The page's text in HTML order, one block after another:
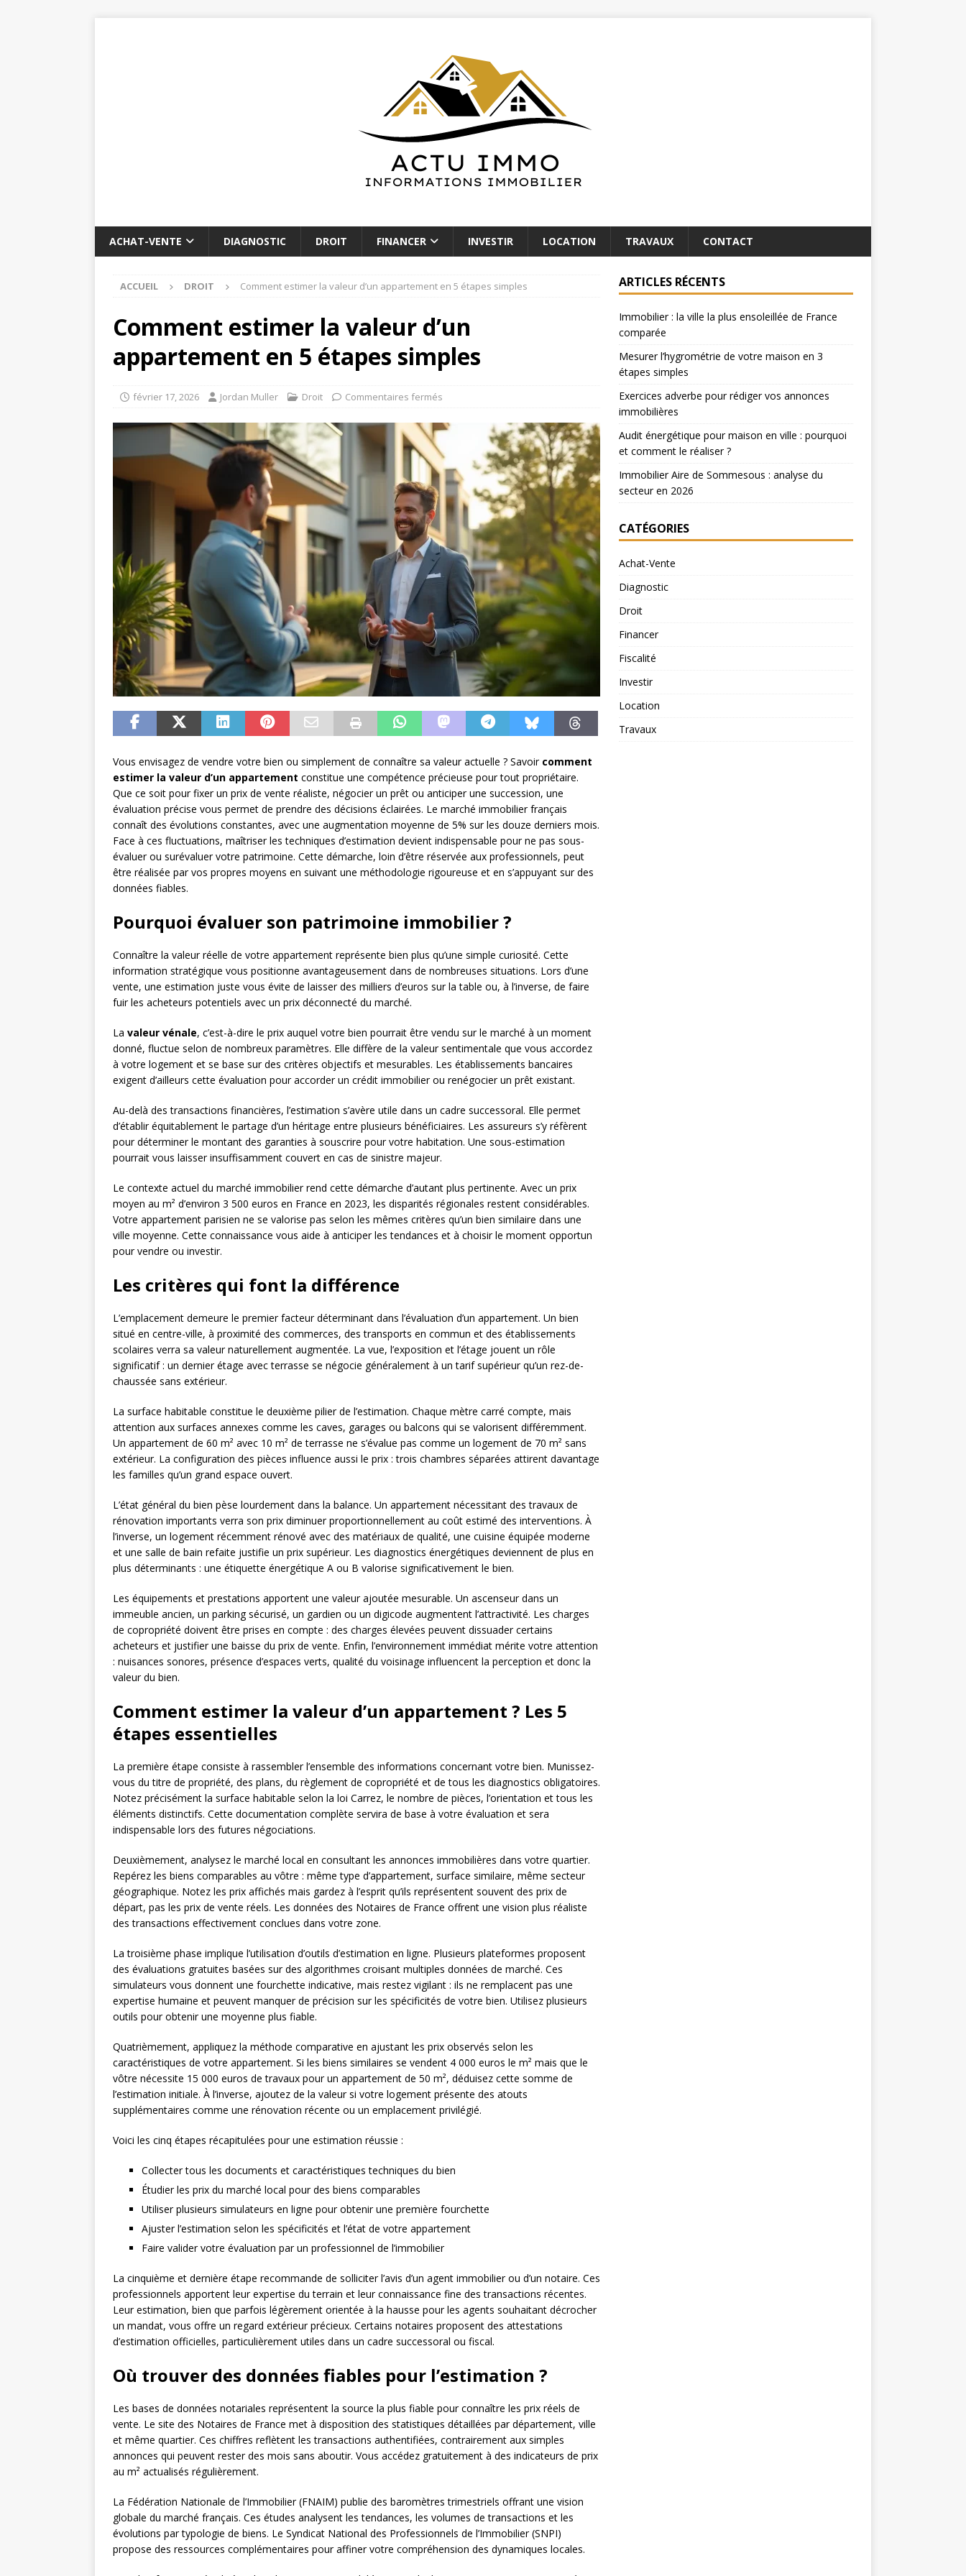
ACHAT-VENTE DIAGNOSTIC DROIT FINANCER INVESTIR LOCATION TRAVAUX CONTACT
ACCUEIL DROIT Comment estimer la valeur d’un appartement en 5 étapes simples
Comment estimer la valeur d’un
appartement en 5 étapes simples
février 17, 2026 Jordan Muller Droit Commentaires fermés
Vous envisagez de vendre votre bien ou simplement de connaître sa valeur actuelle ? Savoir comment
estimer la valeur d’un appartement constitue une compétence précieuse pour tout propriétaire.
Que ce soit pour fixer un prix de vente réaliste, négocier un prêt ou anticiper une succession, une
évaluation précise vous permet de prendre des décisions éclairées. Le marché immobilier français
connaît des évolutions constantes, avec une augmentation moyenne de 5% sur les douze derniers mois.
Face à ces fluctuations, maîtriser les techniques d’estimation devient indispensable pour ne pas sous-
évaluer ou surévaluer votre patrimoine. Cette démarche, loin d’être réservée aux professionnels, peut
être réalisée par vos propres moyens en suivant une méthodologie rigoureuse et en s’appuyant sur des
données fiables.
Pourquoi évaluer son patrimoine immobilier ?
Connaître la valeur réelle de votre appartement représente bien plus qu’une simple curiosité. Cette
information stratégique vous positionne avantageusement dans de nombreuses situations. Lors d’une
vente, une estimation juste vous évite de laisser des milliers d’euros sur la table ou, à l’inverse, de faire
fuir les acheteurs potentiels avec un prix déconnecté du marché.
La valeur vénale, c’est-à-dire le prix auquel votre bien pourrait être vendu sur le marché à un moment
donné, fluctue selon de nombreux paramètres. Elle diffère de la valeur sentimentale que vous accordez
à votre logement et se base sur des critères objectifs et mesurables. Les établissements bancaires
exigent d’ailleurs cette évaluation pour accorder un crédit immobilier ou renégocier un prêt existant.
Au-delà des transactions financières, l’estimation s’avère utile dans un cadre successoral. Elle permet
d’établir équitablement le partage d’un héritage entre plusieurs bénéficiaires. Les assureurs s’y réfèrent
pour déterminer le montant des garanties à souscrire pour votre habitation. Une sous-estimation
pourrait vous laisser insuffisamment couvert en cas de sinistre majeur.
Le contexte actuel du marché immobilier rend cette démarche d’autant plus pertinente. Avec un prix
moyen au m² d’environ 3 500 euros en France en 2023, les disparités régionales restent considérables.
Votre appartement parisien ne se valorise pas selon les mêmes critères qu’un bien similaire dans une
ville moyenne. Cette connaissance vous aide à anticiper les tendances et à choisir le moment opportun
pour vendre ou investir.
Les critères qui font la différence
L’emplacement demeure le premier facteur déterminant dans l’évaluation d’un appartement. Un bien
situé en centre-ville, à proximité des commerces, des transports en commun et des établissements
scolaires verra sa valeur naturellement augmentée. La vue, l’exposition et l’étage jouent un rôle
significatif : un dernier étage avec terrasse se négocie généralement à un tarif supérieur qu’un rez-de-
chaussée sans extérieur.
La surface habitable constitue le deuxième pilier de l’estimation. Chaque mètre carré compte, mais
attention aux surfaces annexes comme les caves, garages ou balcons qui se valorisent différemment.
Un appartement de 60 m² avec 10 m² de terrasse ne s’évalue pas comme un logement de 70 m² sans
extérieur. La configuration des pièces influence aussi le prix : trois chambres séparées attirent davantage
les familles qu’un grand espace ouvert.
L’état général du bien pèse lourdement dans la balance. Un appartement nécessitant des travaux de
rénovation importants verra son prix diminuer proportionnellement au coût estimé des interventions. À
l’inverse, un logement récemment rénové avec des matériaux de qualité, une cuisine équipée moderne
et une salle de bain refaite justifie un prix supérieur. Les diagnostics énergétiques deviennent de plus en
plus déterminants : une étiquette énergétique A ou B valorise significativement le bien.
Les équipements et prestations apportent une valeur ajoutée mesurable. Un ascenseur dans un
immeuble ancien, un parking sécurisé, un gardien ou un digicode augmentent l’attractivité. Les charges
de copropriété doivent être prises en compte : des charges élevées peuvent dissuader certains
acheteurs et justifier une baisse du prix de vente. Enfin, l’environnement immédiat mérite votre attention
: nuisances sonores, présence d’espaces verts, qualité du voisinage influencent la perception et donc la
valeur du bien.
Comment estimer la valeur d’un appartement ? Les 5
étapes essentielles
La première étape consiste à rassembler l’ensemble des informations concernant votre bien. Munissez-
vous du titre de propriété, des plans, du règlement de copropriété et de tous les diagnostics obligatoires.
Notez précisément la surface habitable selon la loi Carrez, le nombre de pièces, l’orientation et tous les
éléments distinctifs. Cette documentation complète servira de base à votre évaluation et sera
indispensable lors des futures négociations.
Deuxièmement, analysez le marché local en consultant les annonces immobilières dans votre quartier.
Repérez les biens comparables au vôtre : même type d’appartement, surface similaire, même secteur
géographique. Notez les prix affichés mais gardez à l’esprit qu’ils représentent souvent des prix de
départ, pas les prix de vente réels. Les données des Notaires de France offrent une vision plus réaliste
des transactions effectivement conclues dans votre zone.
La troisième phase implique l’utilisation d’outils d’estimation en ligne. Plusieurs plateformes proposent
des évaluations gratuites basées sur des algorithmes croisant multiples données de marché. Ces
simulateurs vous donnent une fourchette indicative, mais restez vigilant : ils ne remplacent pas une
expertise humaine et peuvent manquer de précision sur les spécificités de votre bien. Utilisez plusieurs
outils pour obtenir une moyenne plus fiable.
Quatrièmement, appliquez la méthode comparative en ajustant les prix observés selon les
caractéristiques de votre appartement. Si les biens similaires se vendent 4 000 euros le m² mais que le
vôtre nécessite 15 000 euros de travaux pour un appartement de 50 m², déduisez cette somme de
l’estimation initiale. À l’inverse, ajoutez de la valeur si votre logement présente des atouts
supplémentaires comme une rénovation récente ou un emplacement privilégié.
Voici les cinq étapes récapitulées pour une estimation réussie :
Collecter tous les documents et caractéristiques techniques du bien
Étudier les prix du marché local pour des biens comparables
Utiliser plusieurs simulateurs en ligne pour obtenir une première fourchette
Ajuster l’estimation selon les spécificités et l’état de votre appartement
Faire valider votre évaluation par un professionnel de l’immobilier
La cinquième et dernière étape recommande de solliciter l’avis d’un agent immobilier ou d’un notaire. Ces
professionnels apportent leur expertise du terrain et leur connaissance fine des transactions récentes.
Leur estimation, bien que parfois légèrement orientée à la hausse pour les agents souhaitant décrocher
un mandat, vous offre un regard extérieur précieux. Certains notaires proposent des attestations
d’estimation officielles, particulièrement utiles dans un cadre successoral ou fiscal.
Où trouver des données fiables pour l’estimation ?
Les bases de données notariales représentent la source la plus fiable pour connaître les prix réels de
vente. Le site des Notaires de France met à disposition des statistiques détaillées par département, ville
et même quartier. Ces chiffres reflètent les transactions authentifiées, contrairement aux simples
annonces qui peuvent rester des mois sans aboutir. Vous accédez gratuitement à des indicateurs de prix
au m² actualisés régulièrement.
La Fédération Nationale de l’Immobilier (FNAIM) publie des baromètres trimestriels offrant une vision
globale du marché français. Ces études analysent les tendances, les volumes de transactions et les
évolutions par typologie de biens. Le Syndicat National des Professionnels de l’Immobilier (SNPI)
propose des ressources complémentaires pour affiner votre compréhension des dynamiques locales.
ARTICLES RÉCENTS
Immobilier : la ville la plus ensoleillée de France
comparée
Mesurer l’hygrométrie de votre maison en 3
étapes simples
Exercices adverbe pour rédiger vos annonces
immobilières
Audit énergétique pour maison en ville : pourquoi
et comment le réaliser ?
Immobilier Aire de Sommesous : analyse du
secteur en 2026
CATÉGORIES
Achat-Vente
Diagnostic
Droit
Financer
Fiscalité
Investir
Location
Travaux